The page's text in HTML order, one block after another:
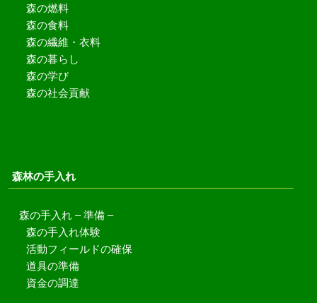
森の燃料
森の食料
森の繊維・衣料
森の暮らし
森の学び
森の社会貢献
森林の手入れ
森の手入れ – 準備 –
森の手入れ体験
活動フィールドの確保
道具の準備
資金の調達